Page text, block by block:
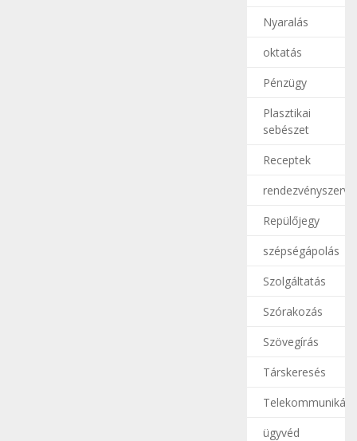
Nyaralás
oktatás
Pénzügy
Plasztikai
sebészet
Receptek
Repülőjegy
szépségápolás
Szolgáltatás
Szórakozás
Szövegírás
Társkeresés
ügyvéd